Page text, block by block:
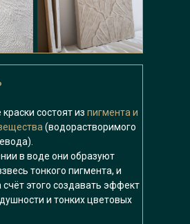
состоят из пигмента и
(водорастворимого
в воде они образуют
тонкого пигмента, и
этого создавать эффект
и тонких цветовых